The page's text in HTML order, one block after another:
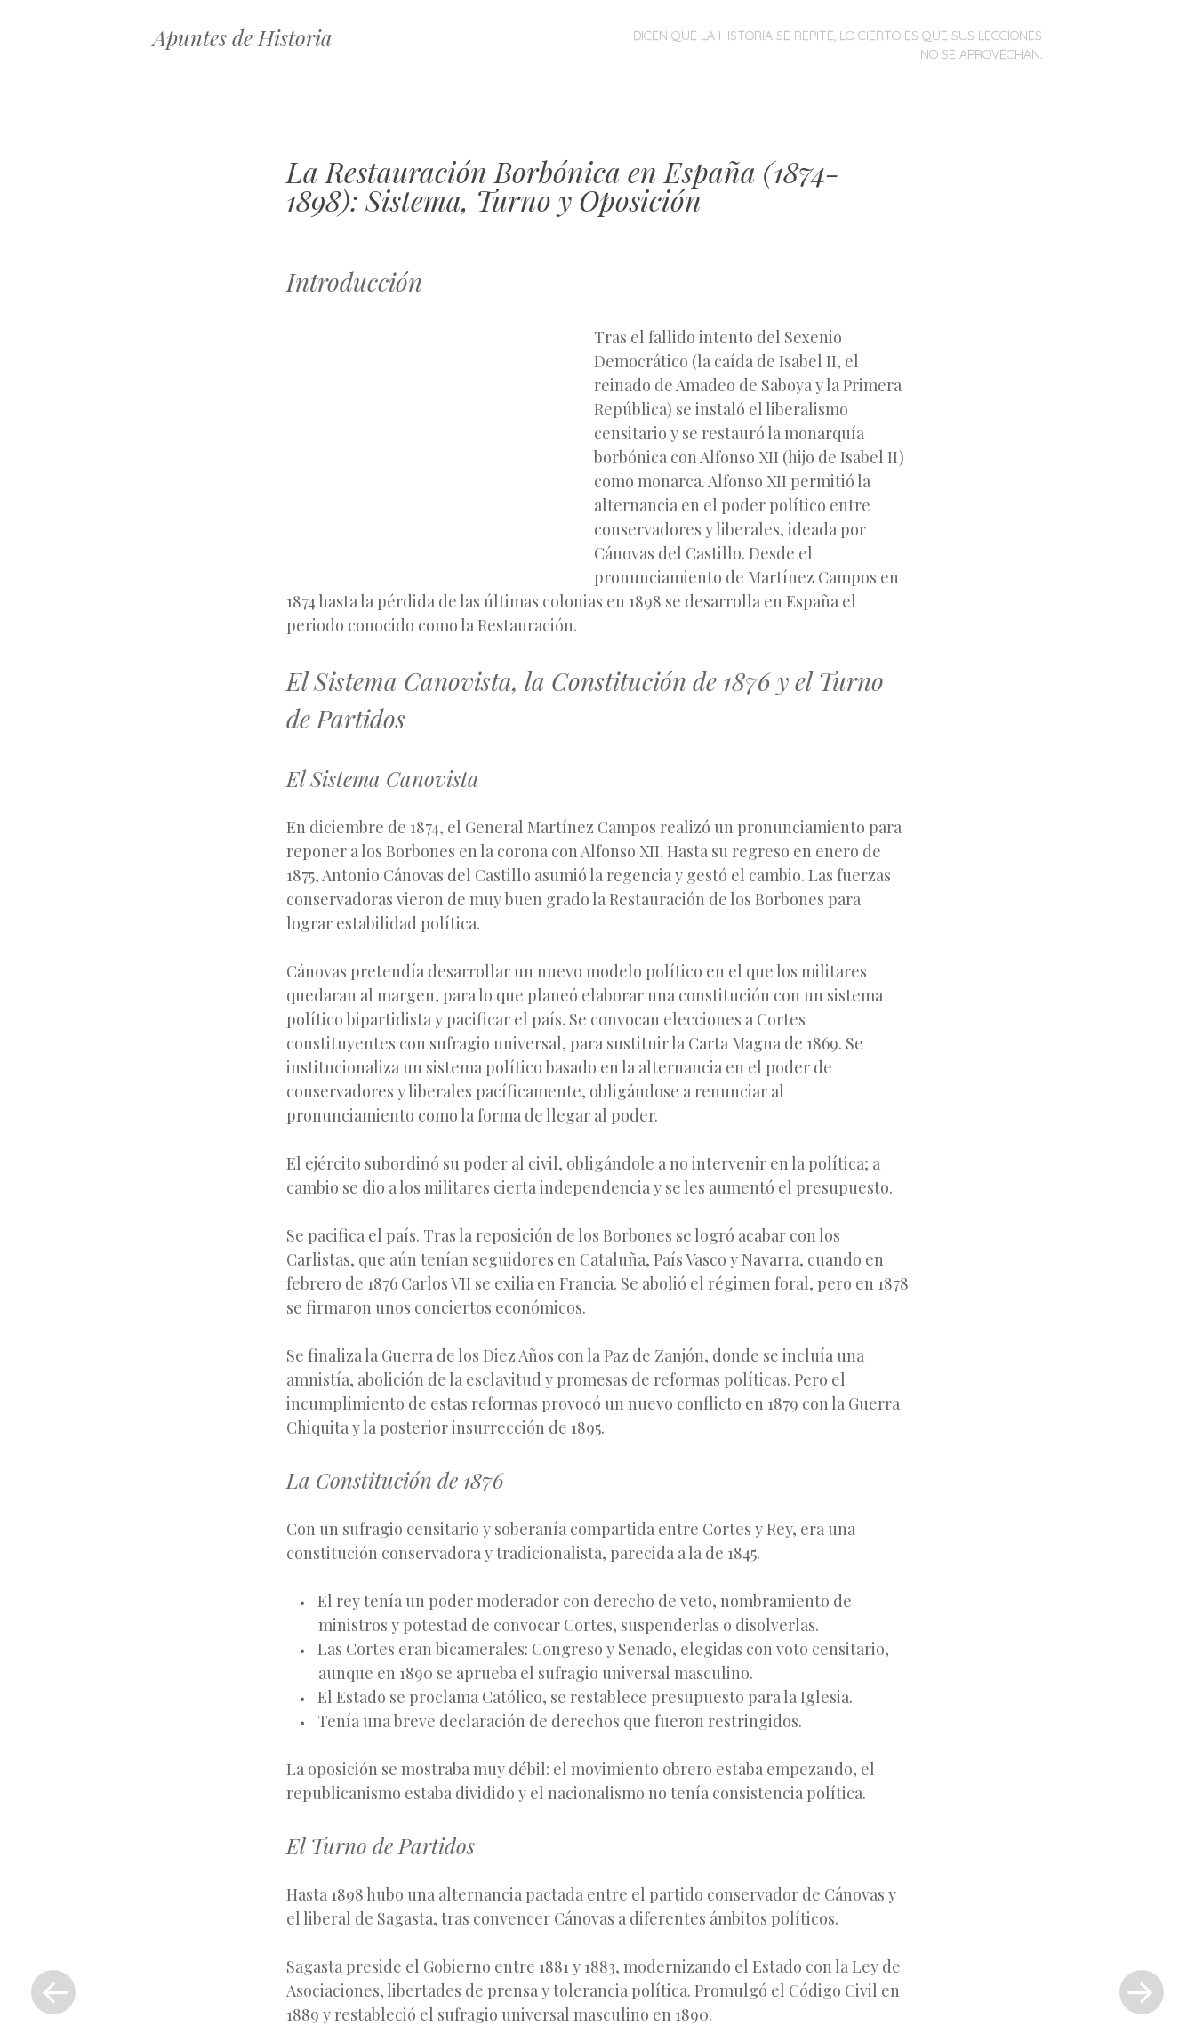
Apuntes de Historia MENÚ
SALTARDICEN QUE LA HISTORIA SE REPITE, LO CIERTO ES QUE SUS LECCIONES
NO SE APROVECHAN.
La Restauración Borbónica en España (1874-
1898): Sistema, Turno y Oposición
Introducción
Tras el fallido intento del Sexenio
Democrático (la caída de Isabel II, el
reinado de Amadeo de Saboya y la Primera
República) se instaló el liberalismo
censitario y se restauró la monarquía
borbónica con Alfonso XII (hijo de Isabel II)
como monarca. Alfonso XII permitió la
alternancia en el poder político entre
conservadores y liberales, ideada por
Cánovas del Castillo. Desde el
pronunciamiento de Martínez Campos en
1874 hasta la pérdida de las últimas colonias en 1898 se desarrolla en España el
periodo conocido como la Restauración.
El Sistema Canovista, la Constitución de 1876 y el Turno
de Partidos
El Sistema Canovista
En diciembre de 1874, el General Martínez Campos realizó un pronunciamiento para
reponer a los Borbones en la corona con Alfonso XII. Hasta su regreso en enero de
1875, Antonio Cánovas del Castillo asumió la regencia y gestó el cambio. Las fuerzas
conservadoras vieron de muy buen grado la Restauración de los Borbones para
lograr estabilidad política.
Cánovas pretendía desarrollar un nuevo modelo político en el que los militares
quedaran al margen, para lo que planeó elaborar una constitución con un sistema
político bipartidista y pacificar el país. Se convocan elecciones a Cortes
constituyentes con sufragio universal, para sustituir la Carta Magna de 1869. Se
institucionaliza un sistema político basado en la alternancia en el poder de
conservadores y liberales pacíficamente, obligándose a renunciar al
pronunciamiento como la forma de llegar al poder.
El ejército subordinó su poder al civil, obligándole a no intervenir en la política; a
cambio se dio a los militares cierta independencia y se les aumentó el presupuesto.
Se pacifica el país. Tras la reposición de los Borbones se logró acabar con los
Carlistas, que aún tenían seguidores en Cataluña, País Vasco y Navarra, cuando en
febrero de 1876 Carlos VII se exilia en Francia. Se abolió el régimen foral, pero en 1878
se firmaron unos conciertos económicos.
Se finaliza la Guerra de los Diez Años con la Paz de Zanjón, donde se incluía una
amnistía, abolición de la esclavitud y promesas de reformas políticas. Pero el
incumplimiento de estas reformas provocó un nuevo conflicto en 1879 con la Guerra
Chiquita y la posterior insurrección de 1895.
La Constitución de 1876
Con un sufragio censitario y soberanía compartida entre Cortes y Rey, era una
constitución conservadora y tradicionalista, parecida a la de 1845.
El rey tenía un poder moderador con derecho de veto, nombramiento de
ministros y potestad de convocar Cortes, suspenderlas o disolverlas.
Las Cortes eran bicamerales: Congreso y Senado, elegidas con voto censitario,
aunque en 1890 se aprueba el sufragio universal masculino.
El Estado se proclama Católico, se restablece presupuesto para la Iglesia.
Tenía una breve declaración de derechos que fueron restringidos.
La oposición se mostraba muy débil: el movimiento obrero estaba empezando, el
republicanismo estaba dividido y el nacionalismo no tenía consistencia política.
El Turno de Partidos
Hasta 1898 hubo una alternancia pactada entre el partido conservador de Cánovas y
el liberal de Sagasta, tras convencer Cánovas a diferentes ámbitos políticos.
Sagasta preside el Gobierno entre 1881 y 1883, modernizando el Estado con la Ley de
Asociaciones, libertades de prensa y tolerancia política. Promulgó el Código Civil en
1889 y restableció el sufragio universal masculino en 1890.
Entrada
anterior
entrada